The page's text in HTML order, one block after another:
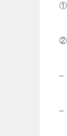
②
–
–